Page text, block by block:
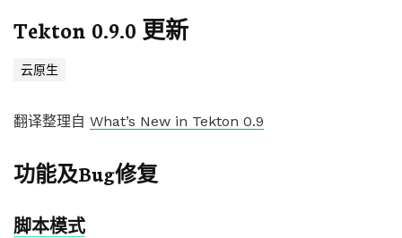
Tekton 0.9.0 更新
云原生
翻译整理自 What’s New in Tekton 0.9
功能及Bug修复
脚本模式